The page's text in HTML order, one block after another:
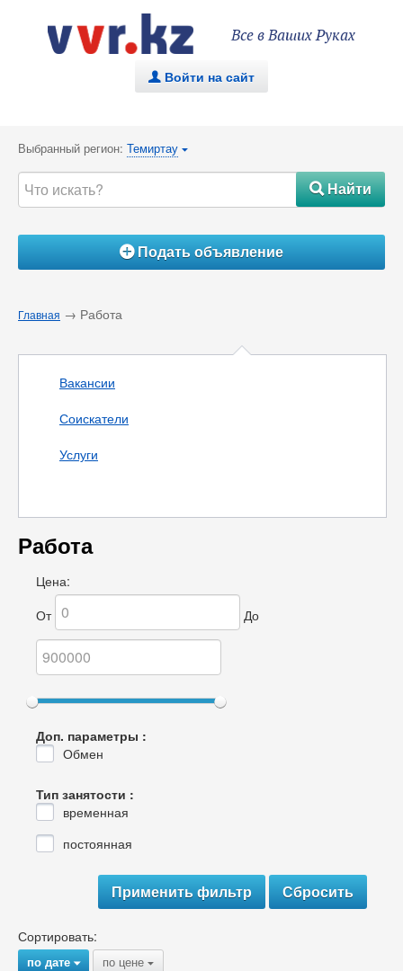
Все в Ваших Руках
. Войти на сайт
Выбранный регион: Темиртау {
#Найти
ÁПодать объявление
Главная → Работа
Вакансии
Соискатели
Услуги
Работа
Цена:
От
До
Доп. параметры :
Обмен
Тип занятости :
временная
постоянная
Сортировать:
по дате{ по цене {